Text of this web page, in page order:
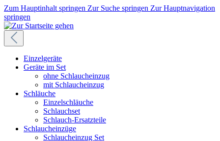
Zum Hauptinhalt springen Zur Suche springen Zur Hauptnavigation
springen
Einzelgeräte
Geräte im Set
ohne Schlaucheinzug
mit Schlaucheinzug
Schläuche
Einzelschläuche
Schlauchset
Schlauch-Ersatzteile
Schlaucheinzüge
Schlaucheinzug Set